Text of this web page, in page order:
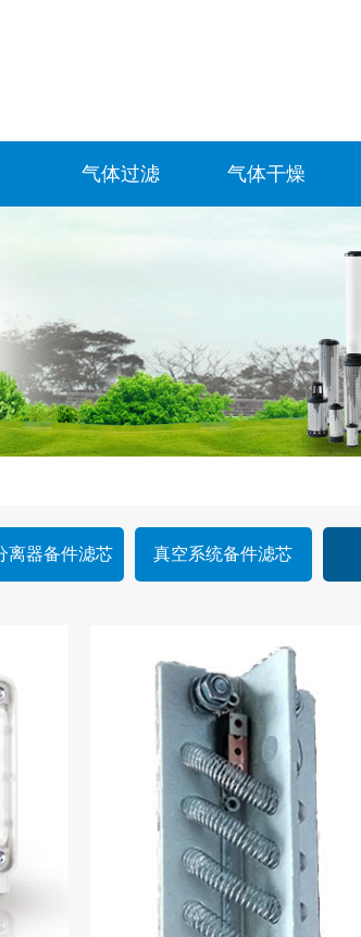
气体过滤 气体干燥
离器备件滤芯 真空系统备件滤芯